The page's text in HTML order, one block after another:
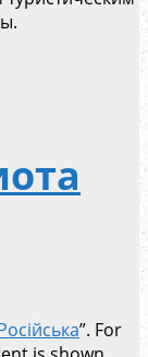
”. For